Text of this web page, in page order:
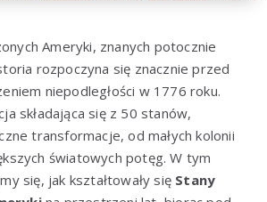
Ameryki, znanych potocznie
rozpoczyna się znacznie przed
niepodległości w 1776 roku.
składająca się z 50 stanów,
transformacje, od małych kolonii
światowych potęg. W tym
się, jak kształtowały się Stany